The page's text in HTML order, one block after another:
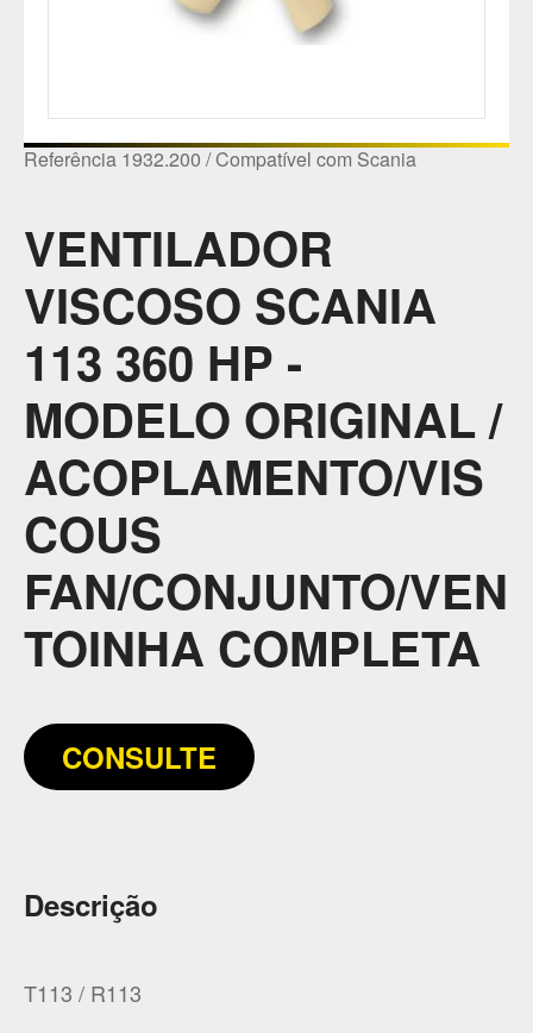
Referência 1932.200 / Compatível com Scania
VENTILADOR
VISCOSO SCANIA
113 360 HP -
MODELO ORIGINAL /
ACOPLAMENTO/VIS
COUS
FAN/CONJUNTO/VEN
TOINHA COMPLETA
CONSULTE
Descrição
T113 / R113